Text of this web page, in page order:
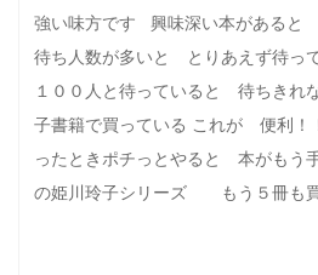
強い味方です 興味深い本がある
待ち人数が多いと とりあえず待っ
１００人と待っていると 待ちきれ
子書籍で買っている これが 便利！
ったときポチっとやると 本がもう
の姫川玲子シリーズ もう５冊も